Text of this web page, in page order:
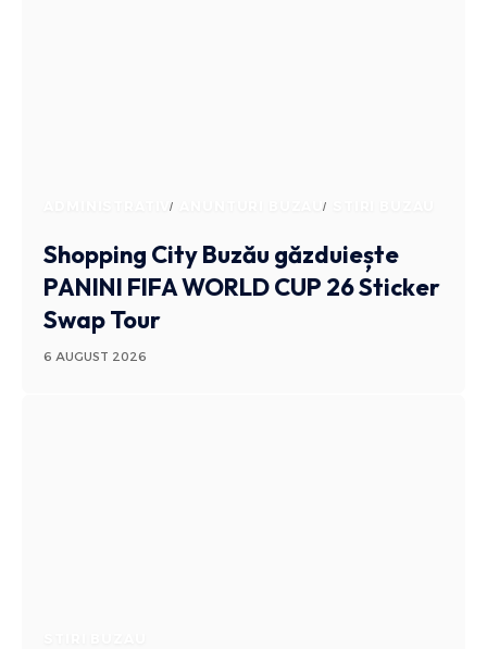
ADMINISTRATIV ANUNTURI BUZAU
Shopping City Buzău găzduiește
PANINI FIFA WORLD CUP 26 Sticker
Swap Tour
6 AUGUST 2026